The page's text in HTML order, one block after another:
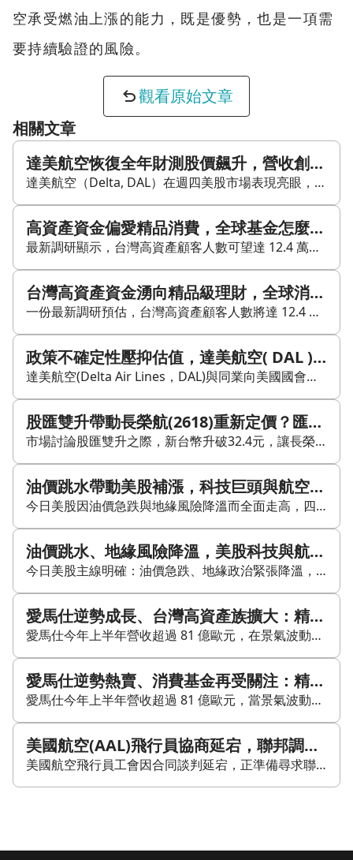
空承受燃油上漲的能力，既是優勢，也是一項需
要持續驗證的風險。
觀看原始文章
相關文章
達美航空恢復全年財測股價飆升，營收創高與航空需求回升成焦點
達美航空（Delta, DAL）在週四美股市場表現亮眼，股價上漲 13.51%，主因是公司恢復全年財測，顯示管理層對後續營運展望具信心。最新一季財報中，達美航空公布創紀錄營收，營收與淨利潤持續增長，反映其在疫情後市場環境下仍維持穩健的營運表現。 從獲利能力來看，達美航空的毛利率、淨利率與股東權益報酬率（ROE）維持在相對健康的水準，顯示公司在成本控制與利潤轉換上具一定效率。償債能力與現金流狀況也屬穩定，負債比率與流動比率均在合理範圍內，為公司應對市場波動提供支撐。 估值方面，達美航空本益比（P/E）與股價淨值比（P/B）相對合理，市場因此持續關注其長期成長空間。競爭層面上，達美航空憑藉航線網絡與服務品質，在全球航空市場中維持領先地位，主要競爭對手包括美國航空與聯合航空。 市場反應上，恢復全年財測的訊息提振投資人信心，也讓市場重新聚焦航空需求回升的趨勢。另一方面，燃油價格波動與環保法規趨嚴，仍是航空業後續需要面對的重要變數。整體來看，達美航空此次財測回復、營收創高與基本面穩健，成為當日美股市場的重要焦點。
高資產資金偏愛精品消費，全球基金怎麼看定價權與區域配置
最新調研顯示，台灣高資產顧客人數可望達 12.4 萬人，總資產約 46.1 兆元，帶動一股關注精品消費與全球消費趨勢的理財熱潮。文章指出，高資產人士即使資產充裕，仍傾向保留較高比例現金，反映其重視資金配置與風險承受，而非追求短線高報酬。 市場對精品基金與全球消費題材的關注升溫，原因在於頂級品牌往往具備較強定價權，即使景氣波動，仍可能維持獲利能力。文中也提到，統一投信規劃以雙軌方式強化精品化服務，回應高資產客群需求。 一般投資人則可透過共同基金參與這類趨勢。以景順環球消費趨勢基金（LU0052864419）為例，基金規模約 19.8 億美元，採不配息設計，收益滾入本金持續累積。另一檔富達世界基金（LU1084165304）淨值約 31.0400，近一年績效約 21.53%。相較之下，富達中國消費動力基金（LU0594300419）近一年績效約 -7.23%，顯示同為消費題材，不同區域市場表現差異明顯。 此外，富蘭克林坦伯頓全球投資系列旗下部分基金預計自今年 10 月 22 日起修訂投資政策，新增中國 A 股與 B 股相關限制，反映基金公司會依市場環境調整配置與風險控管。 整體來看，文章核心在於：高資產族群關注的不是單純奢華消費，而是具備定價權、能穿越景氣循環的全球消費資產；而一般投資人則可透過全球型或消費型基金，以較低門檻參與這類主題，但仍需留意區域差異與風險屬性。
台灣高資產資金湧向精品級理財，全球消費基金與頂級品牌定價權受關注
一份最新調研預估，台灣高資產顧客人數將達 12.4 萬人，總資產約 46.1 兆元，顯示高端資金配置需求持續升溫。市場觀察指出，這股資金正在帶動「精品級」理財熱潮，焦點集中在頂級消費與全球消費趨勢。 文章指出，高資產族群即使擁有龐大資產，仍可能保留高比例現金，反映其資金配置偏向穩健，而非追求短期報酬。這也使得具備定價權的頂級品牌，成為資金關注的核心之一。所謂定價權，指的是企業即使調漲價格，仍能維持需求與獲利能力。 在金融商品面向，統一投信規劃打造雙軌的「精品路線」服務，回應高資產客戶需求；一般投資人則可透過共同基金參與相關趨勢。例如景順環球消費趨勢基金（LU0052864419）規模約 19.8 億美元，採不配息設計，基金收益會持續滾入本金再投資。 此外，富達世界基金（LU1084165304）最新淨值約 31.0400，近一年績效約 21.53%；相較之下，富達中國消費動力基金（LU0594300419）近一年績效約 -7.23%。這反映同樣是消費題材，不同區域市場的表現仍會受到景氣與波動影響。 另一方面，富蘭克林坦伯頓全球投資系列旗下的全球基金與中小型企業基金，也預計自 10 月 22 日起修訂投資政策，新增對中國 A 股、B 股的相關限制，顯示基金公司持續依市場變化調整配置規範。 整體來看，文章主軸在於：高資產族群偏好的穩健配置、具定價權的全球品牌，以及一般投資人可透過全球型或消費型基金參與消費升級趨勢。
政策不確定性壓抑估值，達美航空( DAL )能否靠高端需求撐住營運韌性？
達美航空(Delta Air Lines，DAL)與同業向美國國會施壓，凸顯政府停擺對航班安全與運能調度的即時風險。若停擺快速解除，營運與需求可望迅速恢復；若停擺延長，空中交通管制員超時與薪資延宕，可能放大延誤與取消風險，進一步壓抑載客率與單位收益，短線估值承壓。週四股價收在58.76美元，下跌2.79%，反映市場對政策時程的擔憂。 達美航空是美國三大全服務航司之一，航網涵蓋北美、跨大西洋與跨太平洋航線，樞紐包括亞特蘭大、底特律、明尼阿波利斯、鹽湖城、紐約與洛杉磯。公司營收以客運為主，並有貨運、維修服務與聯名信用卡合作的里程計畫現金流；其中SkyMiles與美國運通合作，是高毛利且相對不易受景氣干擾的支柱。達美在準點率、服務、企業客戶滲透與國際航線定價力方面具差異化優勢，長期有助穩定單位收益與高端艙等占比。 最新消息顯示，在政府停擺延續背景下，達美與美聯航罕見同步呼籲國會通過乾淨的臨時撥款，盡快恢復政府運作並支付空中交通管制員薪資。公司指出，薪資中斷加重航管人力壓力，許多管制員被迫加班以維持航空安全。若航管人力持續緊繃，放行速率可能下降、航路擁塞加劇，進而推升延誤與取消，影響旅客體驗與營運成本。 產業面來看，美國航空業仍受國際旅行復甦、高端艙等升級與里程變現支撐，但政策、成本與需求三項變數同步發酵。政府停擺使FAA訓練與人員補充放緩，航管人力缺口更容易形成瓶頸；噴射燃油價格與裂解價差波動，將直接影響單位成本；而在高利率環境下，企業差旅與休閒旅遊雖持續修復，但票價彈性有限，收益管理難度提高。整體而言，龍頭航司在航網品質、資源配置與收益管理能力上仍相對占優。 股價層面，58.76美元成為短線觀察重點，60美元為重要阻力，55美元附近則可留意支撐強弱。若國會快速達成臨時撥款，航管薪資恢復，股價有機會回補跌幅；反之，若停擺延長且延誤率上升，市場可能下修運能與收益預期，股價仍可能受壓。後續管理層對季度運能、單位收益指引與成本假設的更新，將是市場評價關鍵。 整體來看，達美航空的核心競爭力在於航網品質與高毛利里程經濟，具備一定的結構性防禦力；但眼前最大變數仍是政策而非需求。對中長線投資人而言，政策事件屬可逆擾動；對短線觀察者而言，則需持續追蹤華府進度、延誤與取消率、以及噴射燃油價格等即時指標。
股匯雙升帶動長榮航(2618)重新定價？匯率、油價與旺季交會下的觀察重點
市場討論股匯雙升之際，新台幣升破32.4元，讓長榮航(2618)同時面對匯率友善、油價波動與第3季旺季三股力量的交會。航空股近期一方面受中東情勢與燃油成本牽動，另一方面又有暑假出國需求與貨運需求支撐；若新台幣升值趨勢延續，市場對航空公司成本壓力的看法，可能出現重新調整。 截至2026/8/4，長榮航收在43.8元，單日小漲0.23%，成交量49,619張。股價反應不算強烈，但估值仍具討論空間，目前本益比11.3倍，近四季本益比8.3倍，明年預估本益比約10.63倍。對景氣循環色彩較高的航空股而言，低本益比不必然代表便宜，關鍵仍在獲利預估能否維持。 籌碼面上，長榮航近期變化明顯。年初以來外資買超540,204張，三大法人合計買超650,373張；近30個交易日外資持股比率由22.85%升至31.03%。這顯示外資並非只因單一消息短線進出，而是在台股震盪期間持續把航空股納入配置。 基本面則是更重要的支撐。長榮航6月合併營收234.72億元，創單月歷史新高，年增26.58%；其中客運營收141.32億元，創歷史新高，年增19.04%；貨運營收66.52億元，年增48.34%，創歷年同期次高。這代表市場對航空股的關注，不只來自暑假旅遊熱度，貨運端也同步提供動能。資料顯示，AI、高科技產品及半導體出貨持續挹注貨運營收，若需求維持，獲利彈性將不僅依賴票價與載客率。 第3季旺季也有具體數據支撐。長榮航表示，北美線比預期更旺，6月底新開航的華盛頓特區航線表現不錯，7、8月訂位維持在85%以上；歐洲線價量齊揚，平均航班載客率接近滿班；日韓、東南亞與兩岸航線也受端午連假與暑假效應帶動，平均訂位載客率達9成。航班供給方面，桃園－釜山航線自7月起增班至每周12班，神戶航線也提高班次。若旺季訂位與貨運需求同步延續，6月高營收就可能形成延續性。 獲利預估也在修復。最新資料顯示，2026年8月的今年EPS預估為3.87元，明年EPS預估為4.12元；回看2026年5月，今年EPS預估曾降至3.57元，之後逐步回升。券商看法雖不一致，但整體偏向中性到偏多。富邦證券在2026/7/6給予買進評等，目標價50元，今年EPS估3.97元、明年4.40元；第一金證券在2026/7/27給予買進評等，目標價48元，今年EPS估4.67元；凱基證券在2026/6/16給予增加持股評等，目標價48元，明年EPS估5.42元。相對保守者則如群益證券、統一證券，目標價約36元至36.1元，反映市場對油價、票價與獲利延續性的折價仍未完全消除。 風險主要仍在油價與評價落差。先前資料提到，荷莫茲海峽封鎖風險曾威脅全球約20%至25%的航空燃油供應，新加坡航空燃油3月至5月平均價格攀升至每桶186美元，較1月至2月平均90.6美元上升約105%。若油價再度快速上行，而燃油附加費又無法即時轉嫁，旺季營收成長可能被成本壓力部分抵消。另一個風險是評價已不算低，若後續營收無法延續6月強度，或明年EPS預估未再上修，股價在高檔可能面臨獲利了結。 整體來看，長榮航(2618)目前的觀察重點在於三件事能否同時成立：新台幣匯率友善延續、燃油壓力受控、客貨運需求維持旺季強度。若第3季營運數據能接住市場期待，評價有機會往偏多券商的區間靠攏；反之，若油價與獲利預估出現逆風，股價就可能回到較保守的定價框架。
油價跳水帶動美股補漲，科技巨頭與航空股誰領風向？
今日美股因油價急跌與地緣風險降溫而全面走高，四大指數同步收紅，那斯達克指數漲幅居前，顯示資金明顯回流成長與科技族群。布倫特原油跌至每桶83.77美元，市場對通膨回升的疑慮同步降溫，也帶動聯合航空、美國航空與郵輪股明顯走強。 科技股方面，Meta、微軟、亞馬遜與Alphabet成為主要領漲力量，反映資金偏好重新聚焦在具備雲端、AI與平台優勢的大型企業。相較之下，蘋果逆勢下跌，成為今日科技板塊中較突出的例外，顯示資金輪動已開始出現。 半導體族群雖然跟著上漲，但整體力道落後於那斯達克指數，台積電ADR漲幅也相對有限，代表今天的主攻方向更偏向平台型科技股，而非硬體供應鏈。波音則受FAA批准737 MAX-7消息激勵大漲，與油價下跌形成雙重利多，帶動航空相關族群同步受惠。 整體來看，這波上漲的核心來自宏觀風險緩解與資金風格切換，但是否能延續，仍要看後續量能、財報指引與地緣局勢變化。短線上，科技平台股、航空與油價敏感族群是市場焦點；半導體與AI硬體鏈則需要觀察後續資金是否進一步擴散。
油價跳水、地緣風險降溫，美股科技與航空同步補漲
今日美股主線明確：油價急跌、地緣政治緊張降溫，帶動市場風險偏好升溫。布倫特原油跌至每桶83.77美元，主因是美國總統川普宣布推遲對伊朗的軍事行動，市場對原油供應中斷的擔憂明顯減輕。通膨壓力隨之緩和，資金快速流向科技股與成長股，四大指數同步收高。那斯達克指數上漲2.13%，標普500指數上漲1.48%，道瓊工業指數上漲1.32%，羅素2000指數上漲1.73%，費城半導體指數上漲1.05%。 科技股方面，Meta領漲大型科技股，上漲6.02%；微軟上漲4.93%，亞馬遜上漲4.58%，Alphabet上漲4.44%，特斯拉上漲3.49%。輝達上漲2.93%，AMD上漲1.78%，Marvell上漲3.31%。相對之下，蘋果下跌1.78%，成為大型科技股中的少數例外，顯示資金有輪動跡象。 油價下跌也直接利多航空與郵輪股。聯合航空與美國航空雙雙上漲超過5%，挪威郵輪上漲6.6%。波音則因美國聯邦航空管理局正式批准737 MAX-7型飛機，股價上漲8%，成為個股焦點之一。 半導體族群雖然同步收紅，但漲幅落後那斯達克整體表現。應用材料上漲2.08%，科磊小跌0.04%，Arm下跌0.26%，台積電ADR僅上漲0.46%，艾司摩爾上漲0.83%，博通上漲0.76%，美光上漲0.74%。整體來看，今天的資金更偏向軟體、雲端與平台型科技股，而非硬體半導體端。 宏觀面上，美國製造業活動數據顯示持續改善，與油價下跌同時出現，市場對「通膨降、成長在」的軟著陸敘事更有信心。接下來可持續關注卡特彼勒的工業需求指引、AMD的AI加速器銷售展望，以及每週初領失業金人數與Fed官員談話。整體而言，今日美股上漲邏輯清楚，但後續仍需留意地緣政治是否再度升溫，以及財報指引能否延續科技股的強勢表現。
愛馬仕逆勢成長、台灣高資產族擴大：精品消費基金怎麼看
愛馬仕今年上半年營收超過 81 億歐元，在景氣波動與消費降溫的背景下，頂級精品業績仍逆勢成長，反映出精品品牌的定價權與稀缺性。文中指出，美洲與日本市場是愛馬仕表現的重要支撐，而新興市場中產階級擴張，也為非必需消費帶來長線動能。 另一個焦點來自台灣高資產市場。調研報告預估，到了 2026 年，台灣億元以上資產族群將達 12.4 萬人，總資產規模約 46.1 兆元，顯示高端財富管理需求持續升溫。統一投信等機構也開始強調本土與境外策略並行，朝高端、精品化的資產管理方向發展。 若想參與全球消費題材，市場上已有多檔基金可供選擇。百達-精選品牌-R 美元 (062031) 聚焦品牌與定價權，景順環球消費趨勢基金 A股美元 (LU0052864419) 重押非必需消費，富達永續發展消費品牌基金/歐元則強調挑選具品牌力的公司；台灣投資人也可透過玉山全球消費商機基金或復華全球消費基金-新臺幣接觸相關題材。 不過，這類基金本質上仍屬股票型投資，價格會隨市場波動，短期績效不必然代表未來表現。對看好精品品牌長線護城河、以及新興市場消費升級趨勢的投資人而言，重點在於理解題材背後的邏輯，而不是只看一時漲跌。
愛馬仕逆勢熱賣、消費基金再受關注：精品定價權為何撐住業績？
愛馬仕今年上半年營收超過 81 億歐元，當景氣波動、消費可能降溫時，頂級精品業績卻逆勢上行，反映市場對品牌定價權與稀缺性的持續買單。 文中指出，愛馬仕強勁表現的支撐來自美洲與日本市場。精品不只是商品，更承載地位象徵與稀缺性，因此即使價格上調，核心客群仍有能力且願意消費。這也是精品品牌展現韌性的關鍵。 另一個長線動能來自新興市場中產階級擴張。當更多人可支配所得增加，非必需消費往往成為犒賞自己的選項，進一步支撐全球消費品牌的長期成長。 台灣高資產族群也在增加。調研預估 2026 年台灣億元以上資產富豪將達 12.4 萬人，總資產規模約 46.1 兆元；身價超過 30 億元的頂級富豪也快速成長。這代表高端財富管理與資產管理需求同步升溫，投信業者也開始調整策略，發展本土私募搭配境外策略的雙軌服務。 若想透過基金參與這類消費題材，市場上有幾檔標的可觀察。百達-精選品牌-R 美元（062031）以全球品牌企業為主，基金規模約 13 億美元，近一年報酬率約 -1%，今年以來約 -6.47%，採不配息設計，適合偏向長期累積的資金配置思維。 此外，景順環球消費趨勢基金 A股美元（LU0052864419）聚焦非必需消費，富達永續發展消費品牌基金／歐元則強調品牌力與定價權。若偏好台幣計價，玉山全球消費商機基金與復華全球消費基金-新臺幣，也提供接觸全球消費題材的管道。 不過，這類基金投資範圍是全球股票市場，淨值會隨行情波動，並不等同定存。重點仍在於理解其背後的成長邏輯：精品品牌的定價權、中產階級擴張，以及高端消費需求的長期趨勢。
美國航空(AAL)飛行員協商延宕，聯邦調解成為焦點
美國航空飛行員工會因合同談判延宕，正準備尋求聯邦調解介入。代表約 15,000 名美國航空(AAL)飛行員的聯合飛行員協會表示，董事會已一致批准動議，要求工會準備向國家調解委員會申請干預，但截至美國時間週一下午尚未正式提出申請。 美國各地主要飛行員團體，包括西南航空(LUV)、美聯航(UAL)與達美航空(DAL)的飛行員，也在高通膨環境下爭取加薪，並希望在疫情後獲得更好的航班安排。由於航班時間先前被削減、之後又大幅增加，相關協商持續受到關注。 美國航空公司尚未立即回應；該公司預計在周四開盤前公布季度業績與需求前景。